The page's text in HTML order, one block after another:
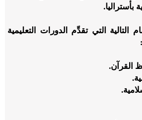
بأستراليا.
التالية التي تقدِّم الدورات التعليمية
القرآن.